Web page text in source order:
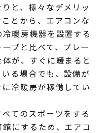
と、様々なデメリッ
とから、エアコンな
暖房機器を設置する
ブと比べて、プレー
が、すぐに暖まると
る場合でも、設備が
冷暖房が稼働してい
てのスポーツをする
にするため、エアコ